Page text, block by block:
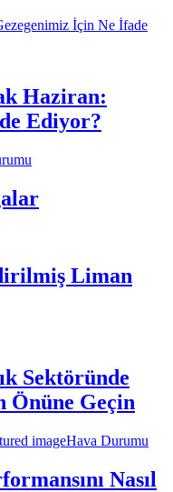
Haziran:
Ediyor?
Liman
Sektöründe
Önüne Geçin
Hava Durumu
Nasıl